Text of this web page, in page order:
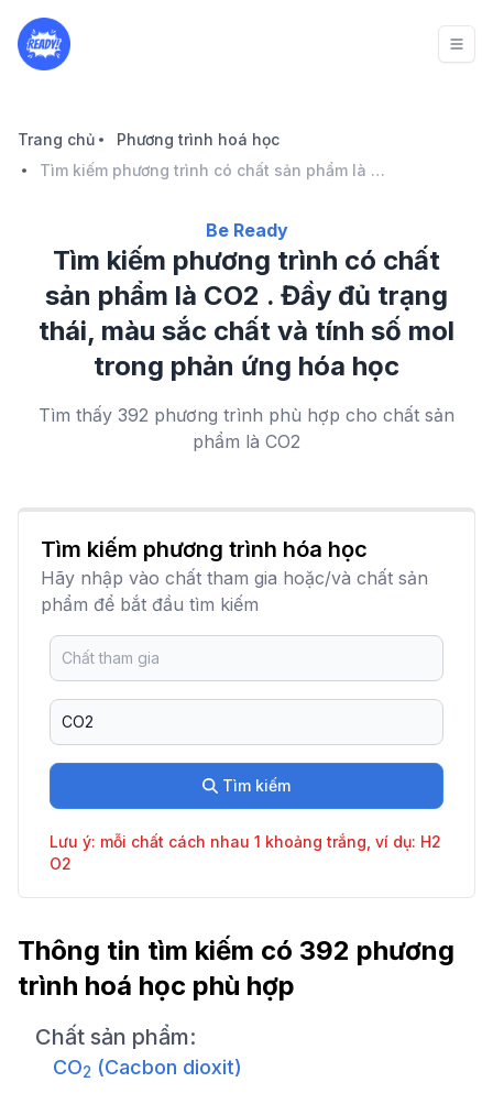
Trang chủ
Phương trình hoá học
Tìm kiếm phương trình có chất sản phẩm là CO2 . Đầy đủ trạng thái, màu sắc chất và tính số mol trong phản ứng hóa học
Be Ready
Tìm kiếm phương trình có chất
sản phẩm là CO2 . Đầy đủ trạng
thái, màu sắc chất và tính số mol
trong phản ứng hóa học
Tìm thấy 392 phương trình phù hợp cho chất sản
phẩm là CO2
Tìm kiếm phương trình hóa học
Hãy nhập vào chất tham gia hoặc/và chất sản
phẩm để bắt đầu tìm kiếm
Tìm kiếm
Lưu ý: mỗi chất cách nhau 1 khoảng trắng, ví dụ: H2
O2
Thông tin tìm kiếm có 392 phương
trình hoá học phù hợp
Chất sản phẩm:
CO2 (Cacbon dioxit)